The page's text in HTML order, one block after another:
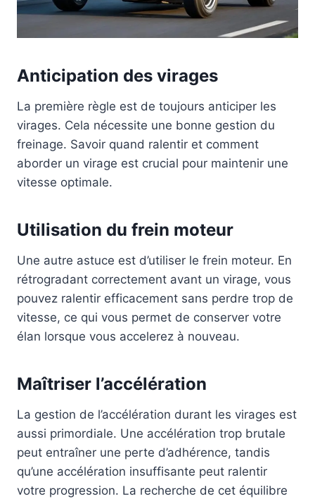
Anticipation des virages
La première règle est de toujours anticiper les
virages. Cela nécessite une bonne gestion du
freinage. Savoir quand ralentir et comment
aborder un virage est crucial pour maintenir une
vitesse optimale.
Utilisation du frein moteur
Une autre astuce est d’utiliser le frein moteur. En
rétrogradant correctement avant un virage, vous
pouvez ralentir efficacement sans perdre trop de
vitesse, ce qui vous permet de conserver votre
élan lorsque vous accelerez à nouveau.
Maîtriser l’accélération
La gestion de l’accélération durant les virages est
aussi primordiale. Une accélération trop brutale
peut entraîner une perte d’adhérence, tandis
qu’une accélération insuffisante peut ralentir
votre progression. La recherche de cet équilibre